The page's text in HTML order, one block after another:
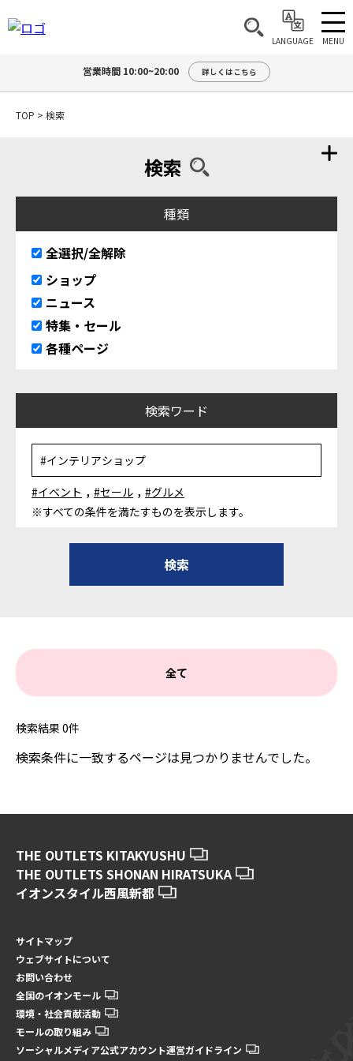
LANGUAGE MENU
営業時間 10:00~20:00 詳しくはこちら
TOP > 検索
検索
種類
全選択/全解除
ショップ
ニュース
特集・セール
各種ページ
検索ワード
#イベント , #セール , #グルメ
※すべての条件を満たすものを表示します。
全て
検索結果 0件
検索条件に一致するページは見つかりませんでした。
THE OUTLETS KITAKYUSHU
THE OUTLETS SHONAN HIRATSUKA
イオンスタイル西風新都
サイトマップ
ウェブサイトについて
お問い合わせ
全国のイオンモール
環境・社会貢献活動
モールの取り組み
ソーシャルメディア公式アカウント運営ガイドライン